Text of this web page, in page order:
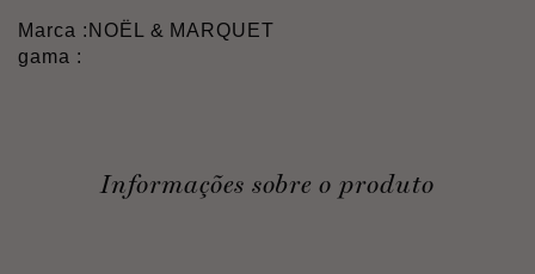
Marca : NOËL & MARQUET
gama :
Informações sobre o produto